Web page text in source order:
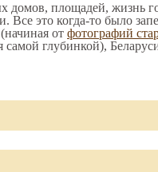
домов, площадей, жизнь
Все это когда-то было
от фотографий
самой глубинкой),